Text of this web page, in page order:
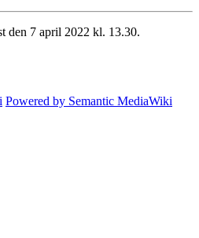
den 7 april 2022 kl. 13.30.
Powered by Semantic MediaWiki